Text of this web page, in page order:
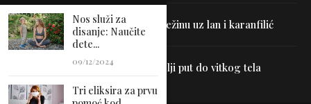
Uništite parazite i normalizujte težinu uz lan i karanfilić
Dr Hajder: Akupunktura je najbolji put do vitkog tela
Nos služi za
disanje: Naučite
dete...
09/12/2024
Tri eliksira za prvu